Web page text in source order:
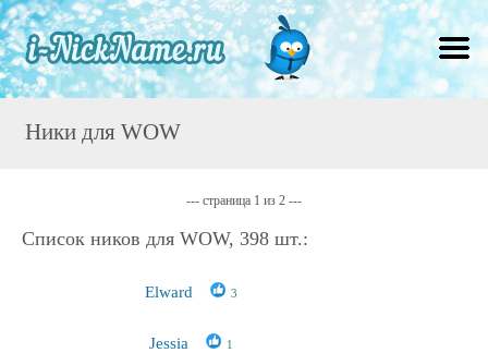
Ники для WOW
--- страница 1 из 2 ---
Список ников для WOW, 398 шт.:
Elward 3
Jessia 1